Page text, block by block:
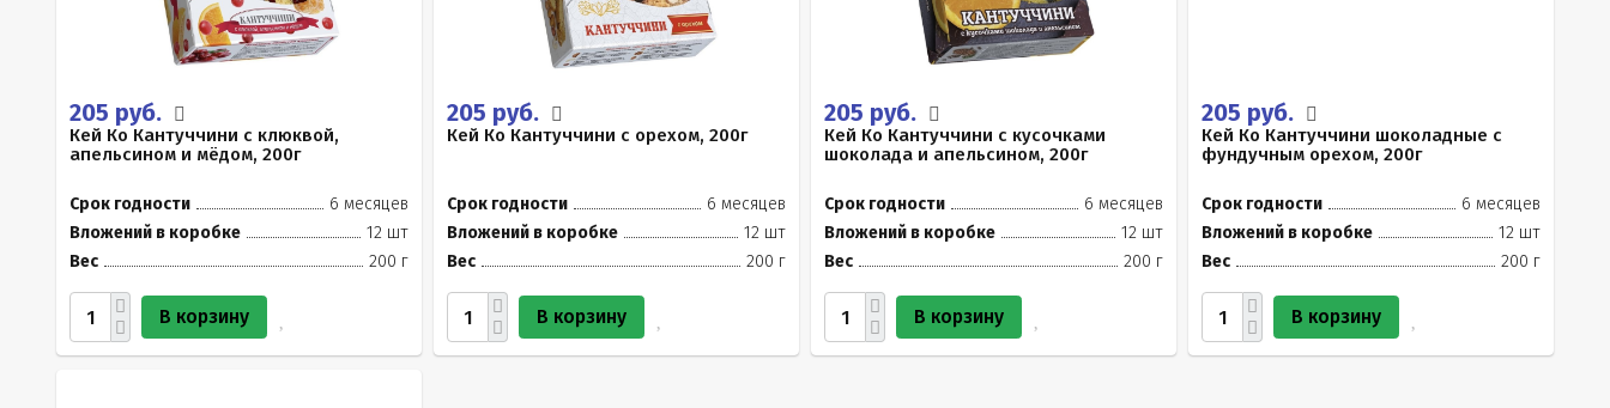
205 руб.
Кей Ко Кантуччини с клюквой,
апельсином и мёдом, 200г
Срок годности
6 месяцев
Вложений в коробке
12 шт
Вес
200 г
В корзину
205 руб.
Кей Ко Кантуччини с орехом, 200г
Срок годности
6 месяцев
Вложений в коробке
12 шт
Вес
200 г
В корзину
205 руб.
Кей Ко Кантуччини с кусочками
шоколада и апельсином, 200г
Срок годности
6 месяцев
Вложений в коробке
12 шт
Вес
200 г
В корзину
205 руб.
Кей Ко Кантуччини шоколадные с
фундучным орехом, 200г
Срок годности
6 месяцев
Вложений в коробке
12 шт
Вес
200 г
В корзину